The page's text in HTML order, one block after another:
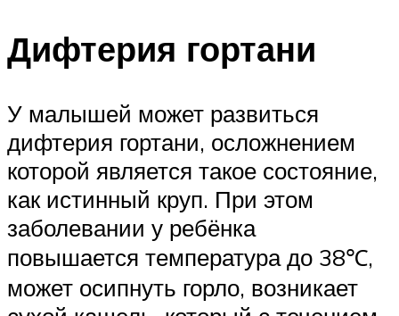
Дифтерия гортани
У малышей может развиться
дифтерия гортани, осложнением
которой является такое состояние,
как истинный круп. При этом
заболевании у ребёнка
повышается температура до 38℃,
может осипнуть горло, возникает